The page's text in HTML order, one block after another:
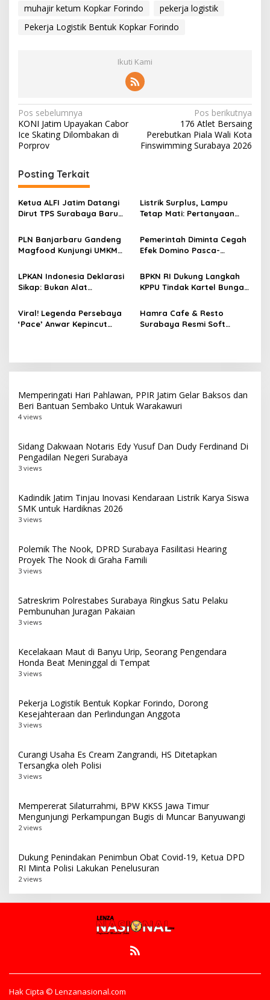
muhajir ketum Kopkar Forindo
pekerja logistik
Pekerja Logistik Bentuk Kopkar Forindo
Ikuti Kami
N
a
v
i
g
a
s
i
p
s
Pos sebelumnya
KONI Jatim Upayakan Cabor
Ice Skating Dilombakan di
Porprov
Pos berikutnya
176 Atlet Bersaing
Perebutkan Piala Wali Kota
Finswimming Surabaya 2026
Posting Terkait
Ketua ALFI Jatim Datangi
Dirut TPS Surabaya Baru
Peningkatan Layanan
Listrik Surplus, Lampu
Tetap Mati: Pertanyaan
PLN Banjarbaru Gandeng
Magfood Kunjungi UMKM
Tawarkan Paket Kemitraan
12-15 Juta untuk Calon
Pensiunan
Pemerintah Diminta Cegah
Efek Domino Pasca-
LPKAN Indonesia Deklarasi
Sikap: Bukan Alat
Tekanan
BPKN RI Dukung Langkah
KPPU Tindak Kartel Bunga
Viral! Legenda Persebaya
‘Pace’ Anwar Kepincut
Hamra Cafe & Resto
Surabaya Resmi Soft
Memperingati Hari Pahlawan, PPIR Jatim Gelar Baksos dan
Beri Bantuan Sembako Untuk Warakawuri
4 views
Sidang Dakwaan Notaris Edy Yusuf Dan Dudy Ferdinand Di
Pengadilan Negeri Surabaya
3 views
Kadindik Jatim Tinjau Inovasi Kendaraan Listrik Karya Siswa
SMK untuk Hardiknas 2026
3 views
Polemik The Nook, DPRD Surabaya Fasilitasi Hearing
Proyek The Nook di Graha Famili
3 views
Satreskrim Polrestabes Surabaya Ringkus Satu Pelaku
Pembunuhan Juragan Pakaian
3 views
Kecelakaan Maut di Banyu Urip, Seorang Pengendara
Honda Beat Meninggal di Tempat
3 views
Pekerja Logistik Bentuk Kopkar Forindo, Dorong
Kesejahteraan dan Perlindungan Anggota
3 views
Curangi Usaha Es Cream Zangrandi, HS Ditetapkan
Tersangka oleh Polisi
3 views
Mempererat Silaturrahmi, BPW KKSS Jawa Timur
Mengunjungi Perkampungan Bugis di Muncar Banyuwangi
2 views
Dukung Penindakan Penimbun Obat Covid-19, Ketua DPD
RI Minta Polisi Lakukan Penelusuran
2 views
Hak Cipta © Lenzanasional.com